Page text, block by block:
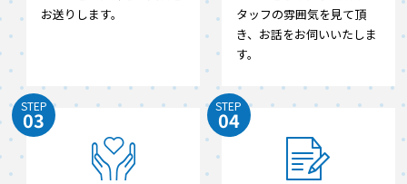
お送りします。
タッフの雰囲気を見て頂
き、お話をお伺いいたしま
す。
STEP
03
STEP
04